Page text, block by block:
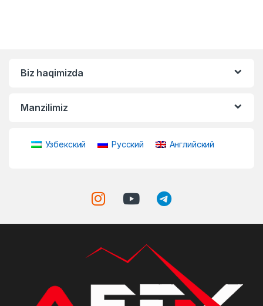
Biz haqimizda
Manzilimiz
Узбекский Русский Английский